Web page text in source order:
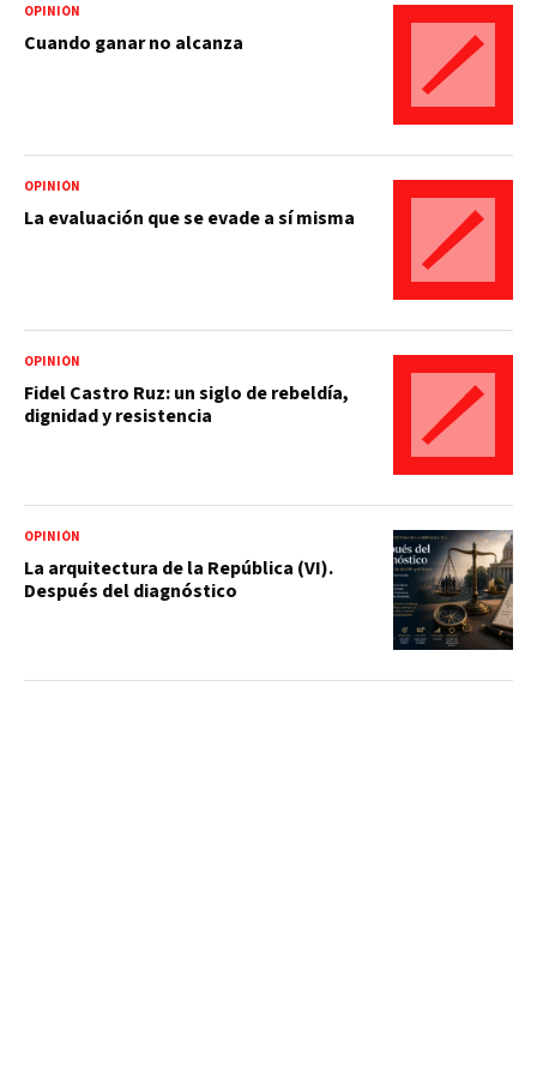
OPINIÓN
Cuando ganar no alcanza
OPINIÓN
La evaluación que se evade a sí misma
OPINIÓN
Fidel Castro Ruz: un siglo de rebeldía,
dignidad y resistencia
OPINIÓN
La arquitectura de la República (VI).
Después del diagnóstico